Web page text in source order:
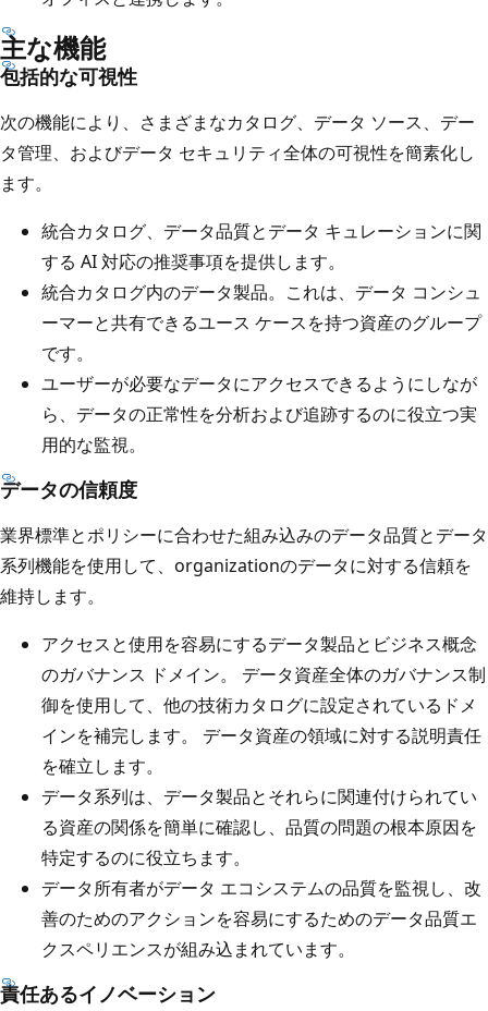
主な機能
包括的な可視性
次の機能により、さまざまなカタログ、データ ソース、デー
タ管理、およびデータ セキュリティ全体の可視性を簡素化し
ます。
統合カタログ、データ品質とデータ キュレーションに関
する AI 対応の推奨事項を提供します。
統合カタログ内のデータ製品。これは、データ コンシュ
ーマーと共有できるユース ケースを持つ資産のグループ
です。
ユーザーが必要なデータにアクセスできるようにしなが
ら、データの正常性を分析および追跡するのに役立つ実
用的な監視。
データの信頼度
業界標準とポリシーに合わせた組み込みのデータ品質とデータ
系列機能を使用して、organizationのデータに対する信頼を
維持します。
アクセスと使用を容易にするデータ製品とビジネス概念
のガバナンス ドメイン。 データ資産全体のガバナンス制
御を使用して、他の技術カタログに設定されているドメ
インを補完します。 データ資産の領域に対する説明責任
を確立します。
データ系列は、データ製品とそれらに関連付けられてい
る資産の関係を簡単に確認し、品質の問題の根本原因を
特定するのに役立ちます。
データ所有者がデータ エコシステムの品質を監視し、改
善のためのアクションを容易にするためのデータ品質エ
クスペリエンスが組み込まれています。
責任あるイノベーション